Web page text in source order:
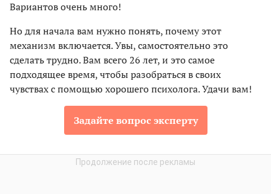
Вариантов очень много!
Но для начала вам нужно понять, почему этот
механизм включается. Увы, самостоятельно это
сделать трудно. Вам всего 26 лет, и это самое
подходящее время, чтобы разобраться в своих
чувствах с помощью хорошего психолога. Удачи вам!
Задайте вопрос эксперту